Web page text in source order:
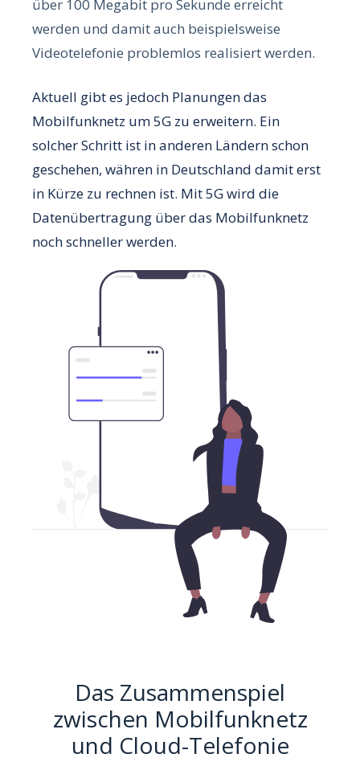
über 100 Megabit pro Sekunde erreicht
werden und damit auch beispielsweise
Videotelefonie problemlos realisiert werden.
Aktuell gibt es jedoch Planungen das
Mobilfunknetz um 5G zu erweitern. Ein
solcher Schritt ist in anderen Ländern schon
geschehen, währen in Deutschland damit erst
in Kürze zu rechnen ist. Mit 5G wird die
Datenübertragung über das Mobilfunknetz
noch schneller werden.
Das Zusammenspiel
zwischen Mobilfunknetz
und Cloud-Telefonie